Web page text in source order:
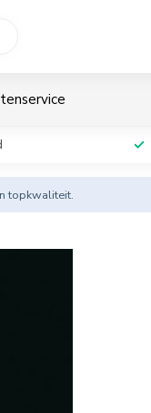
topkwaliteit.